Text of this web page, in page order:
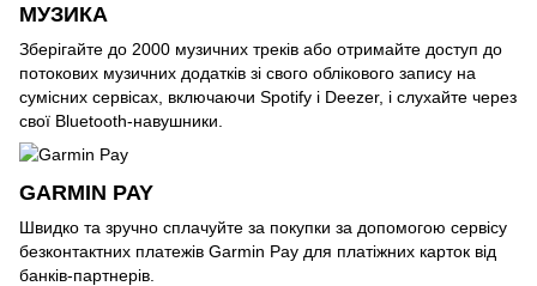
МУЗИКА
Зберігайте до 2000 музичних треків або отримайте доступ до
потокових музичних додатків зі свого облікового запису на
сумісних сервісах, включаючи Spotify і Deezer, і слухайте через
свої Bluetooth-навушники.
GARMIN PAY
Швидко та зручно сплачуйте за покупки за допомогою сервісу
безконтактних платежів Garmin Pay для платіжних карток від
банків-партнерів.